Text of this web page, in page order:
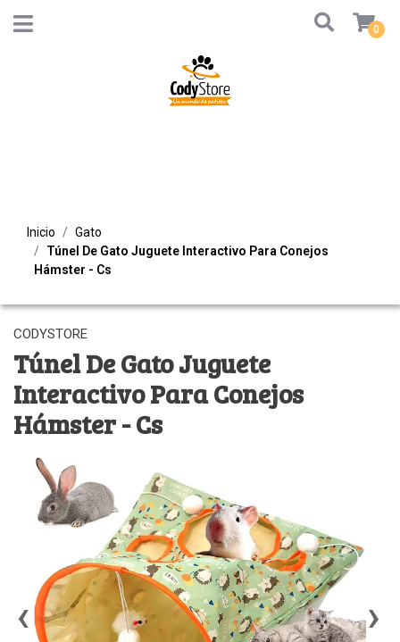
0
Inicio
Gato
Túnel De Gato Juguete Interactivo Para Conejos
Hámster - Cs
CODYSTORE
Túnel De Gato Juguete
Interactivo Para Conejos
Hámster - Cs
‹ ›